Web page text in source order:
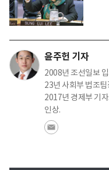
윤주헌 기자
2008년 조선일보
23년 사회부 법조
2017년 경제부 기
인상.